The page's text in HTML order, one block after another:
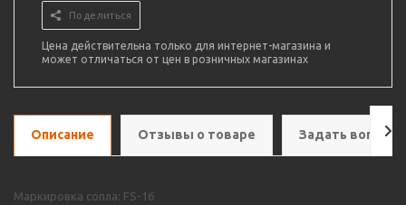
Поделиться
Цена действительна только для интернет-магазина и
может отличаться от цен в розничных магазинах
Описание Отзывы о товаре Задать вопрос
Маркировка сопла: FS-16